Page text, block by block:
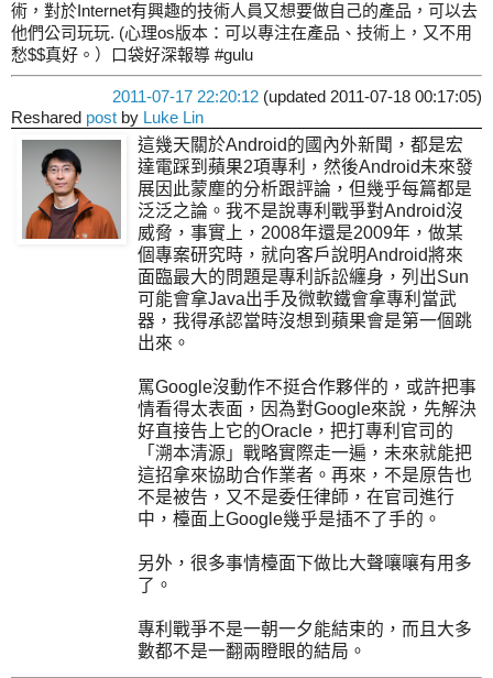
術，對於Internet有興趣的技術人員又想要做自己的產品，可以去
他們公司玩玩. (心理os版本：可以專注在產品、技術上，又不用
愁$$真好。）口袋好深報導 #gulu
2011-07-17 22:20:12 (updated 2011-07-18 00:17:05)
Reshared post by Luke Lin
這幾天關於Android的國內外新聞，都是宏
達電踩到蘋果2項專利，然後Android未來發
展因此蒙塵的分析跟評論，但幾乎每篇都是
泛泛之論。我不是說專利戰爭對Android沒
威脅，事實上，2008年還是2009年，做某
個專案研究時，就向客戶說明Android將來
面臨最大的問題是專利訴訟纏身，列出Sun
可能會拿Java出手及微軟鐵會拿專利當武
器，我得承認當時沒想到蘋果會是第一個跳
出來。
罵Google沒動作不挺合作夥伴的，或許把事
情看得太表面，因為對Google來說，先解決
好直接告上它的Oracle，把打專利官司的
「溯本清源」戰略實際走一遍，未來就能把
這招拿來協助合作業者。再來，不是原告也
不是被告，又不是委任律師，在官司進行
中，檯面上Google幾乎是插不了手的。
另外，很多事情檯面下做比大聲嚷嚷有用多
了。
專利戰爭不是一朝一夕能結束的，而且大多
數都不是一翻兩瞪眼的結局。